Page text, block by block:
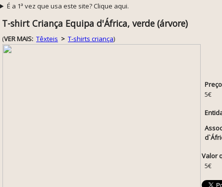
É a 1ª vez que usa este site? Clique aqui.
T-shirt Criança Equipa d'África, verde (árvore)
(VER MAIS: Têxteis > T-shirts criança)
5€
Valor
5€